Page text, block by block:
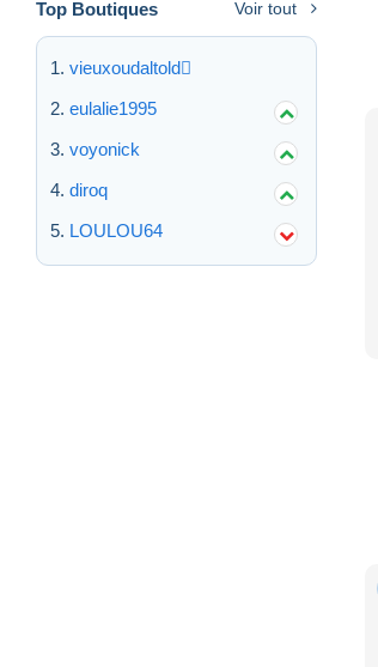
Top Boutiques Voir tout
vieuxoudaltold
eulalie1995
voyonick
diroq
LOULOU64